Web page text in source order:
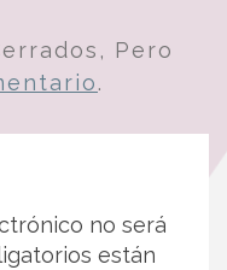
Pero
.
no será
están